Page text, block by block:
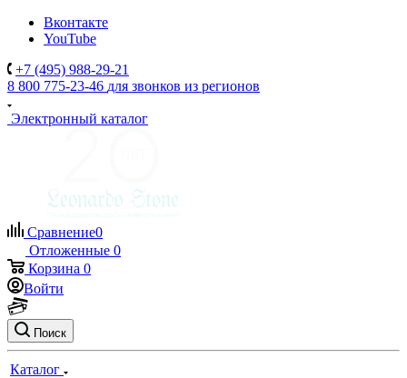
Вконтакте
YouTube
+7 (495) 988-29-21
8 800 775-23-46 для звонков из регионов
Электронный каталог
Сравнение0
Отложенные 0
Корзина 0
Войти
Поиск
Каталог